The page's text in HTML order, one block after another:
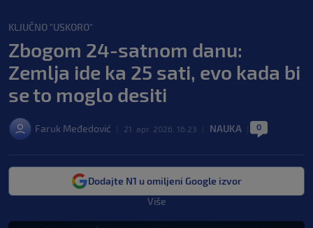
KLJUČNO "USKORO"
Zbogom 24-satnom danu:
Zemlja ide ka 25 sati, evo kada bi
se to moglo desiti
Faruk Međedović 21. apr. 2026. 16:23 NAUKA 0
Dodajte N1 u omiljeni Google izvor
Više